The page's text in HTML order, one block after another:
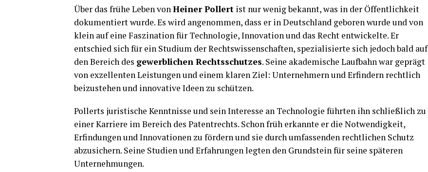
Über das frühe Leben vonHeiner Pollert ist nur wenig bekannt, was in der Öffentlichkeit
dokumentiert wurde. Es wird angenommen, dass er in Deutschland geboren wurde und von
klein auf eine Faszination für Technologie, Innovation und das Recht entwickelte. Er
entschied sich für ein Studium der Rechtswissenschaften, spezialisierte sich jedoch bald auf
den Bereich des gewerblichen Rechtsschutzes. Seine akademische Laufbahn war geprägt
von exzellenten Leistungen und einem klaren Ziel: Unternehmern und Erfindern rechtlich
beizustehen und innovative Ideen zu schützen.
Pollerts juristische Kenntnisse und sein Interesse an Technologie führten ihn schließlich zu
einer Karriere im Bereich des Patentrechts. Schon früh erkannte er die Notwendigkeit,
Erfindungen und Innovationen zu fördern und sie durch umfassenden rechtlichen Schutz
abzusichern. Seine Studien und Erfahrungen legten den Grundstein für seine späteren
Unternehmungen.